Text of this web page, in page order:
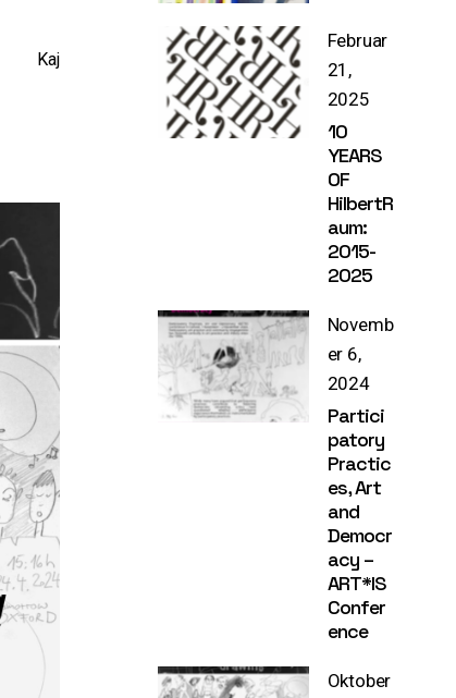
Kaj
Februar
21,
2025
10
YEARS
OF
HilbertR
aum:
2015-
2025
Novemb
er 6,
2024
Partici
patory
Practic
es, Art
and
Democr
acy –
ART*IS
Confer
ence
Oktober